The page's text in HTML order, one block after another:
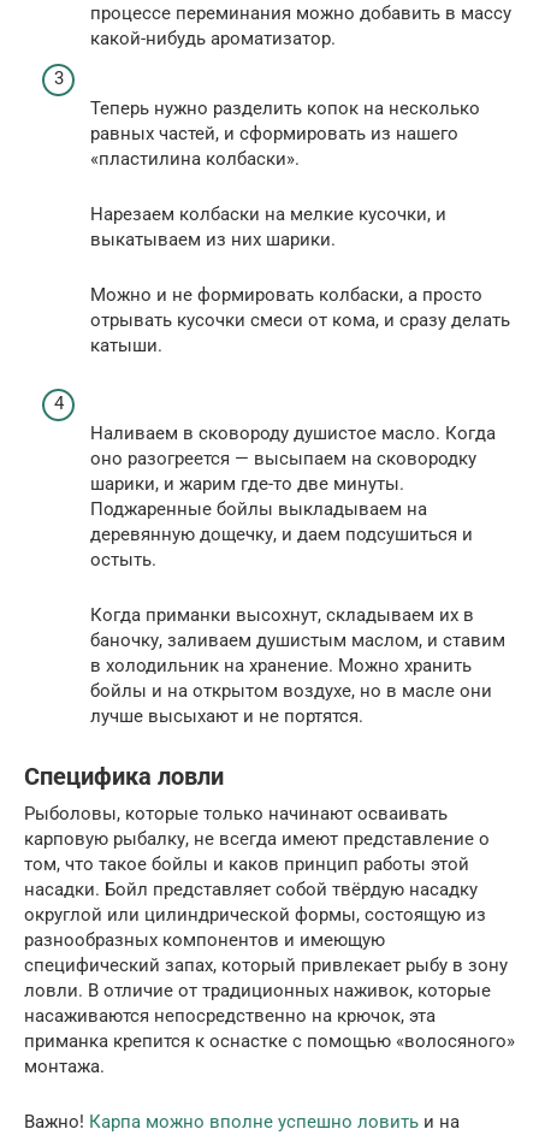
процессе переминания можно добавить в массу
какой-нибудь ароматизатор.
Теперь нужно разделить копок на несколько
равных частей, и сформировать из нашего
«пластилина колбаски».
Нарезаем колбаски на мелкие кусочки, и
выкатываем из них шарики.
Можно и не формировать колбаски, а просто
отрывать кусочки смеси от кома, и сразу делать
катыши.
Наливаем в сковороду душистое масло. Когда
оно разогреется — высыпаем на сковородку
шарики, и жарим где-то две минуты.
Поджаренные бойлы выкладываем на
деревянную дощечку, и даем подсушиться и
остыть.
Когда приманки высохнут, складываем их в
баночку, заливаем душистым маслом, и ставим
в холодильник на хранение. Можно хранить
бойлы и на открытом воздухе, но в масле они
лучше высыхают и не портятся.
Специфика ловли
Рыболовы, которые только начинают осваивать
карповую рыбалку, не всегда имеют представление о
том, что такое бойлы и каков принцип работы этой
насадки. Бойл представляет собой твёрдую насадку
округлой или цилиндрической формы, состоящую из
разнообразных компонентов и имеющую
специфический запах, который привлекает рыбу в зону
ловли. В отличие от традиционных наживок, которые
насаживаются непосредственно на крючок, эта
приманка крепится к оснастке с помощью «волосяного»
монтажа.
Важно! Карпа можно вполне успешно ловить и на